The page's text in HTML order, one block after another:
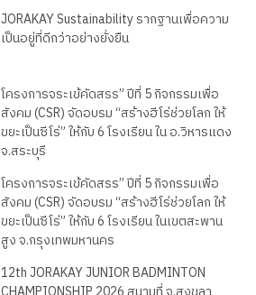
JORAKAY Sustainability รากฐานเพื่อความ
เป็นอยู่ที่ดีกว่าอย่างยั่งยืน
โครงการจระเข้คัดสรร” ปีที่ 5 กิจกรรมเพื่อ
สังคม (CSR) จัดอบรม “สร้างฮีโร่ช่วยโลก ให้
ขยะเป็นซีโร่” ให้กับ 6 โรงเรียน ใน อ.วิหารแดง
จ.สระบุรี
โครงการจระเข้คัดสรร” ปีที่ 5 กิจกรรมเพื่อ
สังคม (CSR) จัดอบรม “สร้างฮีโร่ช่วยโลก ให้
ขยะเป็นซีโร่” ให้กับ 6 โรงเรียน ในเขตสะพาน
สูง จ.กรุงเทพมหานคร
12th JORAKAY JUNIOR BADMINTON